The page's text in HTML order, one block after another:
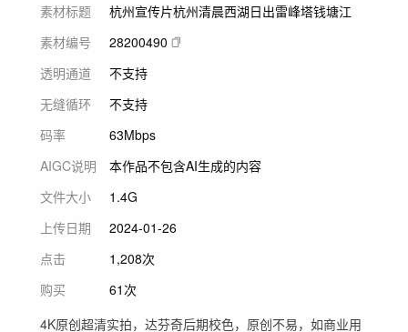
素材标题
杭州宣传片杭州清晨西湖日出雷峰塔钱塘江
素材编号
28200490
透明通道
不支持
无缝循环
不支持
码率
63Mbps
AIGC说明
本作品不包含AI生成的内容
文件大小
1.4G
上传日期
2024-01-26
点击
1,208次
购买
61次
4K原创超清实拍，达芬奇后期校色，原创不易，如商业用